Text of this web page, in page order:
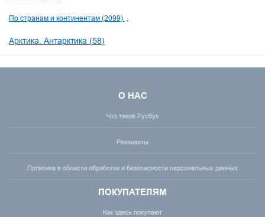
По странам и континентам (2099)
Арктика. Антарктика (58)
О НАС
Что такое Русбук
Реквизиты
Политика в области обработки и безопасности персональных данных
ПОКУПАТЕЛЯМ
Как здесь покупают